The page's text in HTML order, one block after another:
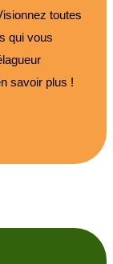
toutes
qui vous
savoir plus !